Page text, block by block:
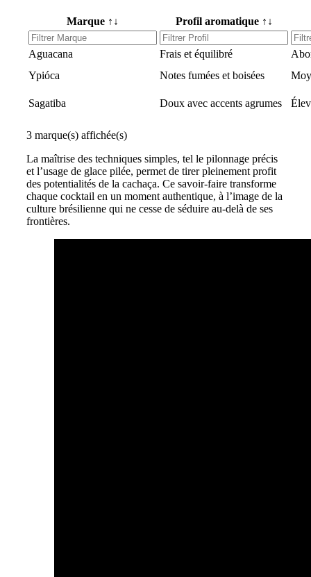
Marque ↑↓ Profil aromatique ↑↓
Aguacana Frais et équilibré
Ypióca
Notes fumées et boisées
Sagatiba Doux avec accents agrumes
3 marque(s) affichée(s)
La maîtrise des techniques simples, tel le pilonnage précis
et l’usage de glace pilée, permet de tirer pleinement profit
des potentialités de la cachaça. Ce savoir-faire transforme
chaque cocktail en un moment authentique, à l’image de la
culture brésilienne qui ne cesse de séduire au-delà de ses
frontières.